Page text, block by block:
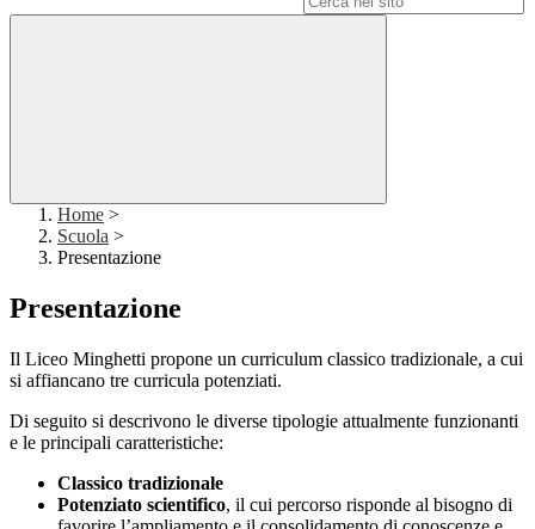
Home >
Scuola >
Presentazione
Presentazione
Il Liceo Minghetti propone un curriculum classico tradizionale, a cui
si affiancano tre curricula potenziati.
Di seguito si descrivono le diverse tipologie attualmente funzionanti
e le principali caratteristiche:
Classico tradizionale
Potenziato scientifico, il cui percorso risponde al bisogno di